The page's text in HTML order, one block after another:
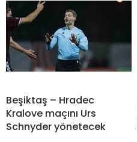
Beşiktaş – Hradec
Kralove maçını Urs
Schnyder yönetecek